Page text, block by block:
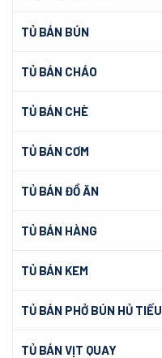
TỦ BÁN BÚN
TỦ BÁN CHÁO
TỦ BÁN CHÈ
TỦ BÁN CƠM
TỦ BÁN ĐỒ ĂN
TỦ BÁN HÀNG
TỦ BÁN KEM
TỦ BÁN PHỞ BÚN HỦ TIẾU
TỦ BÁN VỊT QUAY